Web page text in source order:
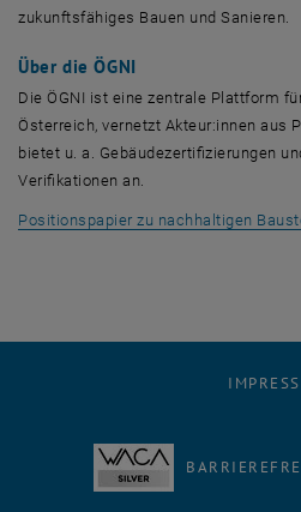
zukunftsfähiges Bauen und Sanieren.
Über die ÖGNI
Die ÖGNI ist eine zentrale Plattform
Österreich, vernetzt Akteur:innen aus
bietet u. a. Gebäudezertifizierungen
Verifikationen an.
Positionspapier zu nachhaltigen